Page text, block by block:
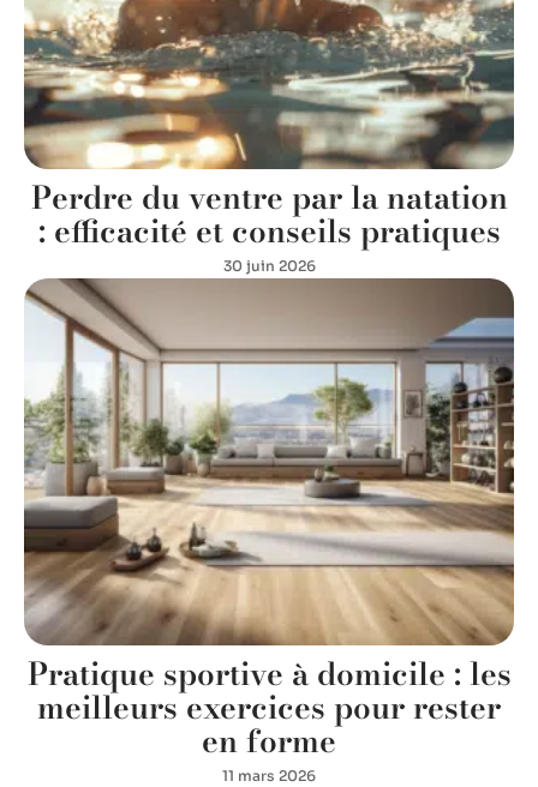
Perdre du ventre par la natation
: efficacité et conseils pratiques
30 juin 2026
Pratique sportive à domicile : les
meilleurs exercices pour rester
en forme
11 mars 2026